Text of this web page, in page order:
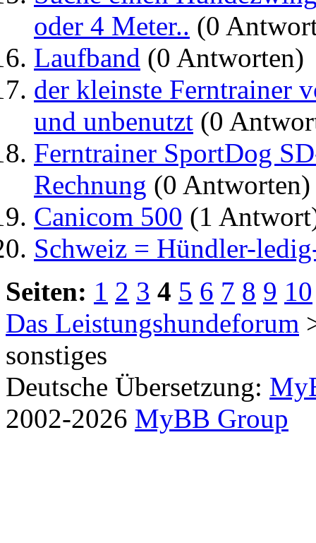
oder 4 Meter.. (0
Laufband (0 Antworten)
der kleinste Ferntrainer
und unbenutzt (0
Ferntrainer SportDog
Rechnung (0 Antworten)
Canicom 500 (1
Schweiz = Hündler-
Seiten: 1 2 3 4 5 6 7 8 9 10
Das Leistungshundeforum
sonstiges
Deutsche Übersetzung:
2002-2026 MyBB Group